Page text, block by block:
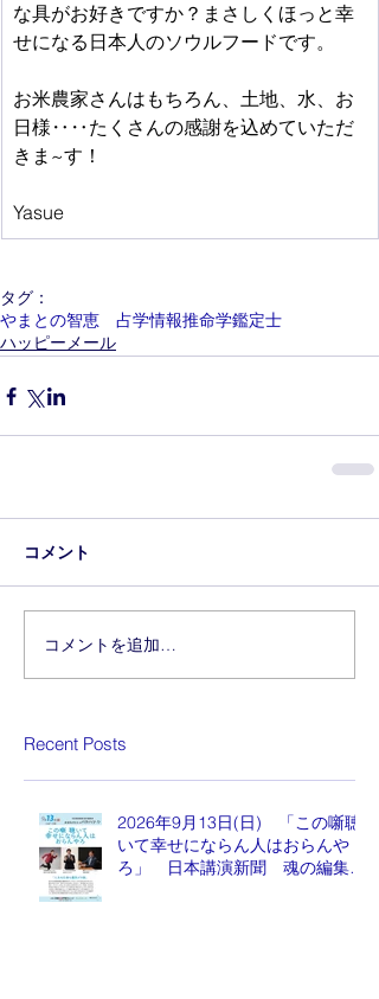
な具がお好きですか？まさしくほっと幸
せになる日本人のソウルフードです。
お米農家さんはもちろん、土地、水、お
日様‥‥たくさんの感謝を込めていただ
きま~す！
Yasue
タグ：
やまとの智恵 占学情報推命学鑑定士
ハッピーメール
コメント
コメントを追加…
Recent Posts
2026年9月13日(日) 「この噺聴
いて幸せにならん人はおらんや
ろ」 日本講演新聞 魂の編集